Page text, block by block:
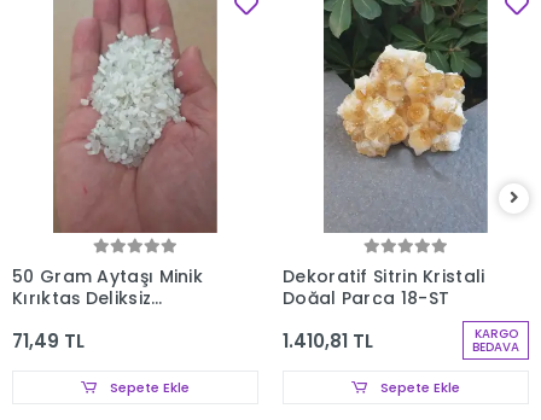
50 Gram Aytaşı Minik
Kırıktaş Deliksiz
71,49 TL
Sepete Ekle
Dekoratif Sitrin Kristali
Doğal Parça 18-ST
1.410,81 TL KARGO
BEDAVA
Sepete Ekle